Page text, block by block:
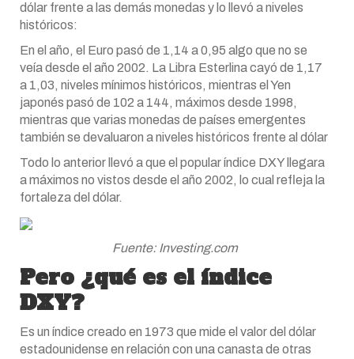
dólar frente a las demás monedas y lo llevó a niveles
históricos:
En el año, el Euro pasó de 1,14 a 0,95 algo que no se
veía desde el año 2002. La Libra Esterlina cayó de 1,17
a 1,03, niveles mínimos históricos, mientras el Yen
japonés pasó de 102 a 144, máximos desde 1998,
mientras que varias monedas de países emergentes
también se devaluaron a niveles históricos frente al dólar
Todo lo anterior llevó a que el popular índice DXY llegara
a máximos no vistos desde el año 2002, lo cual refleja la
fortaleza del dólar.
Fuente: Investing.com
Pero ¿qué es el índice
DXY?
Es un índice creado en 1973 que mide el valor del dólar
estadounidense en relación con una canasta de otras